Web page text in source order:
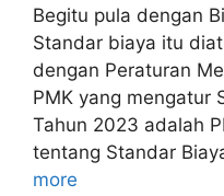
Begitu pula dengan
Standar biaya itu
dengan Peraturan
PMK yang mengatur
Tahun 2023 adalah
tentang Standar
more